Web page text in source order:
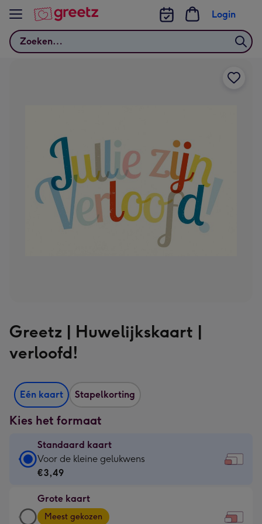
Bekijk meer
Zoeken
Login
Greetz | Huwelijkskaart |
verloofd!
Eén kaart Stapelkorting
Kies het formaat
Standaard kaart
Standaard
kaart
€3,49
-
Voor de kleine gelukwens
€3,49
Grote kaart
Grote
Meest gekozen